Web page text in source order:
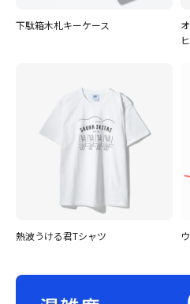
下駄箱木札キーケース
熱波うける君Tシャツ